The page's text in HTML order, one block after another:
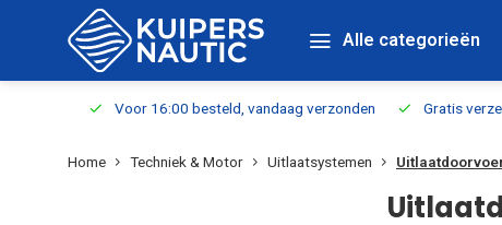
Alle categorieën
Voor 16:00 besteld, vandaag verzonden Gratis
Home Techniek & Motor Uitlaatsystemen